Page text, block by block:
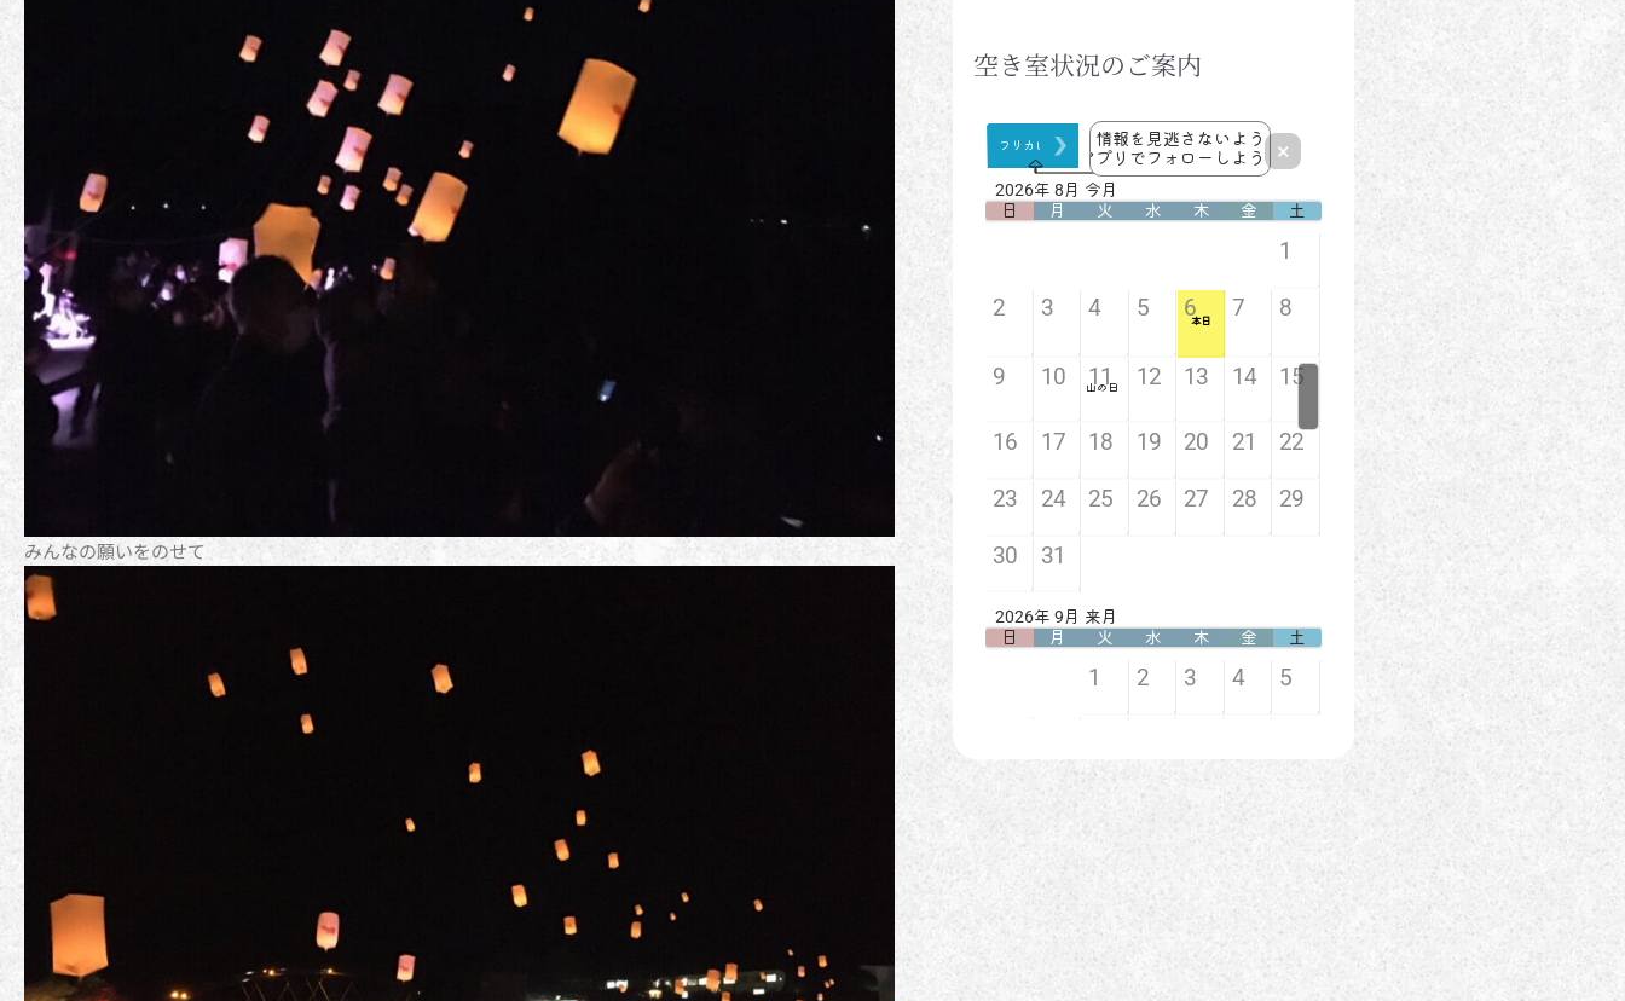
みんなの願いをのせて
空き室状況のご案内